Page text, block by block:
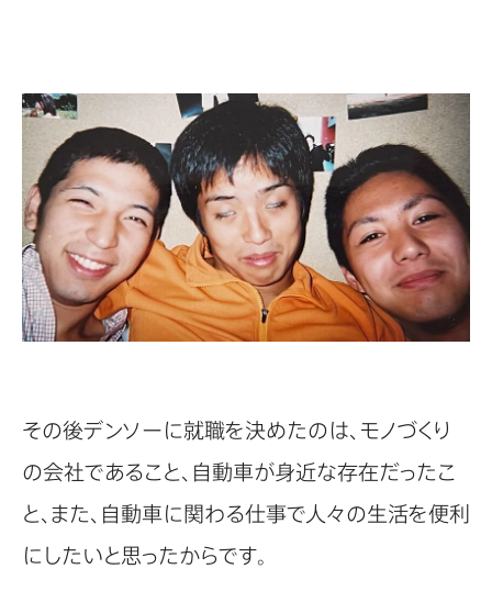
その後デンソーに就職を決めたのは、モノづくり
の会社であること、自動車が身近な存在だったこ
と、また、自動車に関わる仕事で人々の生活を便利
にしたいと思ったからです。